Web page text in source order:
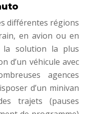
différentes régions
en avion ou en
la solution la plus
d’un véhicule avec
agences
d’un minivan
trajets (pauses